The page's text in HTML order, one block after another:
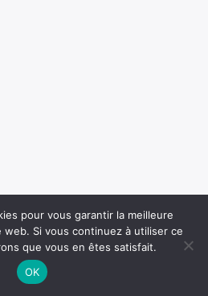
pour vous garantir la meilleure
Si vous continuez à utiliser ce
que vous en êtes satisfait.
OK